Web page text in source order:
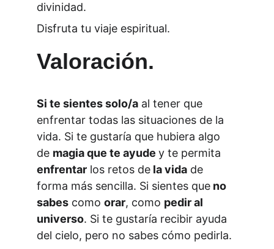
divinidad.
Disfruta tu viaje espiritual.
Valoración.
Si te sientes solo/a al tener que
enfrentar todas las situaciones de la
vida. Si te gustaría que hubiera algo
de magia que te ayude y te permita
enfrentar los retos de la vida de
forma más sencilla. Si sientes que no
sabes como orar, como pedir al
universo. Si te gustaría recibir ayuda
del cielo, pero no sabes cómo pedirla.